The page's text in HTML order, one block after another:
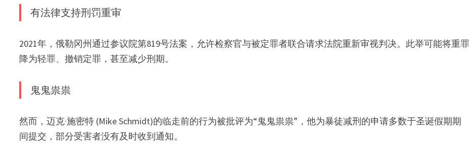
有法律支持刑罚重审
2021年，俄勒冈州通过参议院第819号法案，允许检察官与被定罪者联合请求法院重新审视判决。此举可能将重罪
降为轻罪、撤销定罪，甚至减少刑期。
鬼鬼祟祟
然而，迈克·施密特 (Mike Schmidt)的临走前的行为被批评为“鬼鬼祟祟”，他为暴徒减刑的申请多数于圣诞假期期
间提交，部分受害者没有及时收到通知。